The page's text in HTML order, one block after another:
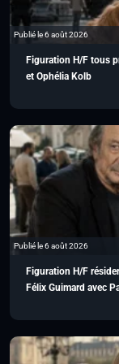
Publié le 6 août 2026
Figuration H/F tous
et Ophélia Kolb
Publié le 6 août 2026
Figuration H/F
Félix Guimard avec